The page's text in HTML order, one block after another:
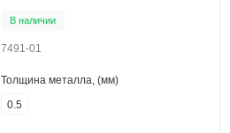
В наличии
7491-01
Толщина металла, (мм)
0.5